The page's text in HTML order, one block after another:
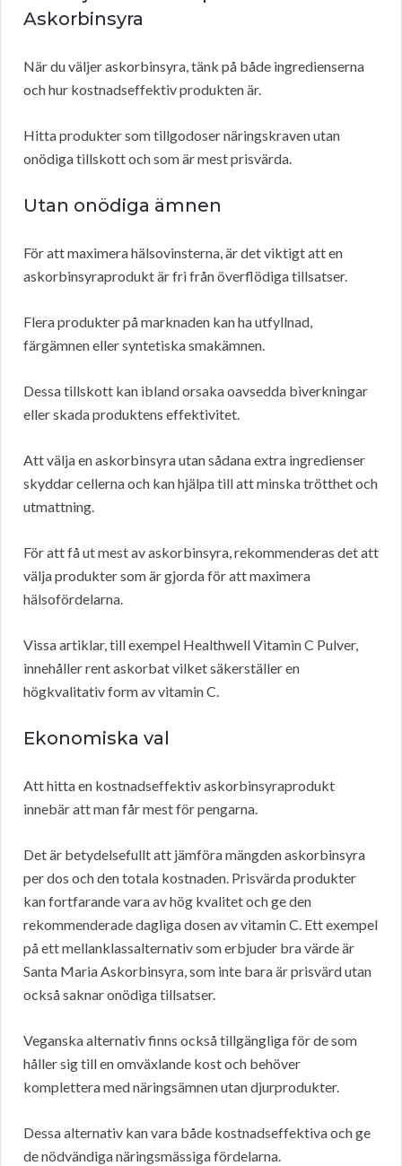
Askorbinsyra
När du väljer askorbinsyra, tänk på både ingredienserna
och hur kostnadseffektiv produkten är.
Hitta produkter som tillgodoser näringskraven utan
onödiga tillskott och som är mest prisvärda.
Utan onödiga ämnen
För att maximera hälsovinsterna, är det viktigt att en
askorbinsyraprodukt är fri från överflödiga tillsatser.
Flera produkter på marknaden kan ha utfyllnad,
färgämnen eller syntetiska smakämnen.
Dessa tillskott kan ibland orsaka oavsedda biverkningar
eller skada produktens effektivitet.
Att välja en askorbinsyra utan sådana extra ingredienser
skyddar cellerna och kan hjälpa till att minska trötthet och
utmattning.
För att få ut mest av askorbinsyra, rekommenderas det att
välja produkter som är gjorda för att maximera
hälsofördelarna.
Vissa artiklar, till exempel Healthwell Vitamin C Pulver,
innehåller rent askorbat vilket säkerställer en
högkvalitativ form av vitamin C.
Ekonomiska val
Att hitta en kostnadseffektiv askorbinsyraprodukt
innebär att man får mest för pengarna.
Det är betydelsefullt att jämföra mängden askorbinsyra
per dos och den totala kostnaden. Prisvärda produkter
kan fortfarande vara av hög kvalitet och ge den
rekommenderade dagliga dosen av vitamin C. Ett exempel
på ett mellanklassalternativ som erbjuder bra värde är
Santa Maria Askorbinsyra, som inte bara är prisvärd utan
också saknar onödiga tillsatser.
Veganska alternativ finns också tillgängliga för de som
håller sig till en omväxlande kost och behöver
komplettera med näringsämnen utan djurprodukter.
Dessa alternativ kan vara både kostnadseffektiva och ge
de nödvändiga näringsmässiga fördelarna.